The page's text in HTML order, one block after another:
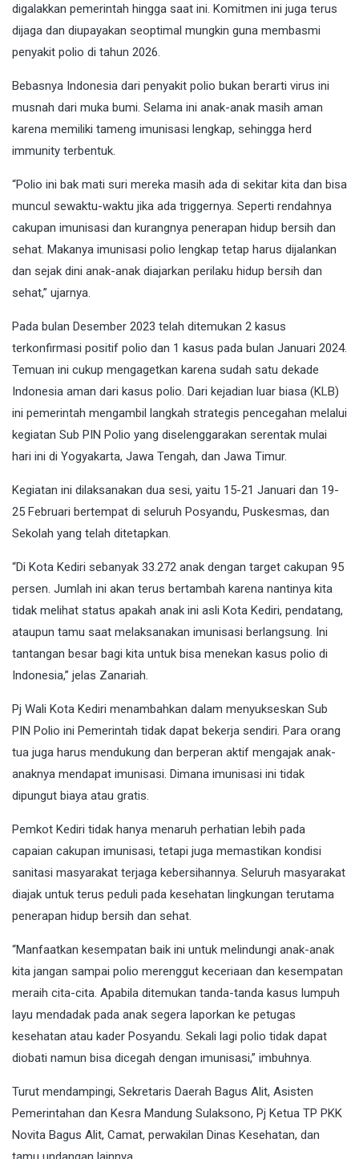
digalakkan pemerintah hingga saat ini. Komitmen ini juga terus
dijaga dan diupayakan seoptimal mungkin guna membasmi
penyakit polio di tahun 2026.
Bebasnya Indonesia dari penyakit polio bukan berarti virus ini
musnah dari muka bumi. Selama ini anak-anak masih aman
karena memiliki tameng imunisasi lengkap, sehingga herd
immunity terbentuk.
“Polio ini bak mati suri mereka masih ada di sekitar kita dan bisa
muncul sewaktu-waktu jika ada triggernya. Seperti rendahnya
cakupan imunisasi dan kurangnya penerapan hidup bersih dan
sehat. Makanya imunisasi polio lengkap tetap harus dijalankan
dan sejak dini anak-anak diajarkan perilaku hidup bersih dan
sehat,” ujarnya.
Pada bulan Desember 2023 telah ditemukan 2 kasus
terkonfirmasi positif polio dan 1 kasus pada bulan Januari 2024.
Temuan ini cukup mengagetkan karena sudah satu dekade
Indonesia aman dari kasus polio. Dari kejadian luar biasa (KLB)
ini pemerintah mengambil langkah strategis pencegahan melalui
kegiatan Sub PIN Polio yang diselenggarakan serentak mulai
hari ini di Yogyakarta, Jawa Tengah, dan Jawa Timur.
Kegiatan ini dilaksanakan dua sesi, yaitu 15-21 Januari dan 19-
25 Februari bertempat di seluruh Posyandu, Puskesmas, dan
Sekolah yang telah ditetapkan.
“Di Kota Kediri sebanyak 33.272 anak dengan target cakupan 95
persen. Jumlah ini akan terus bertambah karena nantinya kita
tidak melihat status apakah anak ini asli Kota Kediri, pendatang,
ataupun tamu saat melaksanakan imunisasi berlangsung. Ini
tantangan besar bagi kita untuk bisa menekan kasus polio di
Indonesia,” jelas Zanariah.
Pj Wali Kota Kediri menambahkan dalam menyukseskan Sub
PIN Polio ini Pemerintah tidak dapat bekerja sendiri. Para orang
tua juga harus mendukung dan berperan aktif mengajak anak-
anaknya mendapat imunisasi. Dimana imunisasi ini tidak
dipungut biaya atau gratis.
Pemkot Kediri tidak hanya menaruh perhatian lebih pada
capaian cakupan imunisasi, tetapi juga memastikan kondisi
sanitasi masyarakat terjaga kebersihannya. Seluruh masyarakat
diajak untuk terus peduli pada kesehatan lingkungan terutama
penerapan hidup bersih dan sehat.
“Manfaatkan kesempatan baik ini untuk melindungi anak-anak
kita jangan sampai polio merenggut keceriaan dan kesempatan
meraih cita-cita. Apabila ditemukan tanda-tanda kasus lumpuh
layu mendadak pada anak segera laporkan ke petugas
kesehatan atau kader Posyandu. Sekali lagi polio tidak dapat
diobati namun bisa dicegah dengan imunisasi,” imbuhnya.
Turut mendampingi, Sekretaris Daerah Bagus Alit, Asisten
Pemerintahan dan Kesra Mandung Sulaksono, Pj Ketua TP PKK
Novita Bagus Alit, Camat, perwakilan Dinas Kesehatan, dan